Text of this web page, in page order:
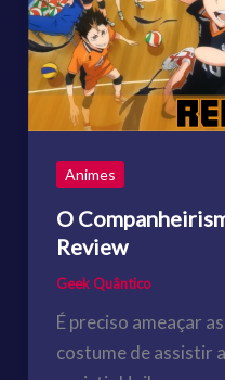
Animes
O
Review
Geek Quântico
É preciso ameaçar
costume de assistir